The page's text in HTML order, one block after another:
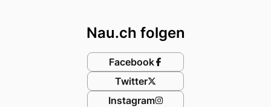
Nau.ch folgen
Facebook
Twitter
Instagram